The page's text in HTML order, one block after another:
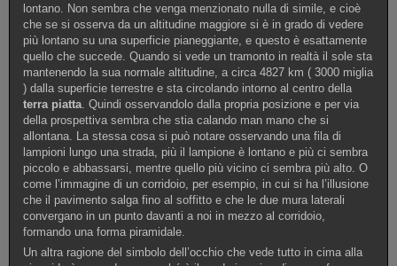
lontano. Non sembra che venga menzionato nulla di simile, e cioè
che se si osserva da un altitudine maggiore si è in grado di vedere
più lontano su una superficie pianeggiante, e questo è esattamente
quello che succede. Quando si vede un tramonto in realtà il sole sta
mantenendo la sua normale altitudine, a circa 4827 km ( 3000 miglia
) dalla superficie terrestre e sta circolando intorno al centro della
terra piatta . Quindi osservandolo dalla propria posizione e per via
della prospettiva sembra che stia calando man mano che si
allontana. La stessa cosa si può notare osservando una fila di
lampioni lungo una strada, più il lampione è lontano e più ci sembra
piccolo e abbassarsi, mentre quello più vicino ci sembra più alto. O
come l’immagine di un corridoio, per esempio, in cui si ha l’illusione
che il pavimento salga fino al soffitto e che le due mura laterali
convergano in un punto davanti a noi in mezzo al corridoio,
formando una forma piramidale.
Un altra ragione del simbolo dell’occhio che vede tutto in cima alla